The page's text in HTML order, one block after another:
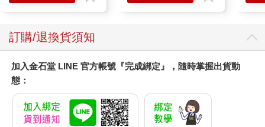
訂購/退換貨須知
加入金石堂 LINE 官方帳號『完成綁定』，隨時掌握出貨動
態：